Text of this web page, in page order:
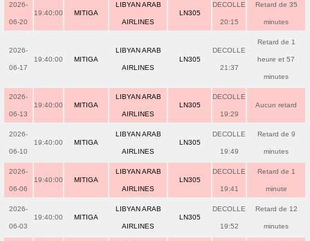
2026-
06-20
19:40:00 MITIGA
LIBYAN ARAB
AIRLINES
LN305
DECOLLE
20:15
Retard de 35
minutes
2026-
06-17
19:40:00 MITIGA
LIBYAN ARAB
AIRLINES
LN305
DECOLLE
21:37
Retard de 1
heure et 57
minutes
2026-
06-13
19:40:00 MITIGA
LIBYAN ARAB
AIRLINES
LN305
DECOLLE
19:29
Aucun retard
2026-
06-10
19:40:00 MITIGA
LIBYAN ARAB
AIRLINES
LN305
DECOLLE
19:49
Retard de 9
minutes
2026-
06-06
19:40:00 MITIGA
LIBYAN ARAB
AIRLINES
LN305
DECOLLE
19:41
Retard de 1
minute
2026-
06-03
19:40:00 MITIGA
LIBYAN ARAB
AIRLINES
LN305
DECOLLE
19:52
Retard de 12
minutes